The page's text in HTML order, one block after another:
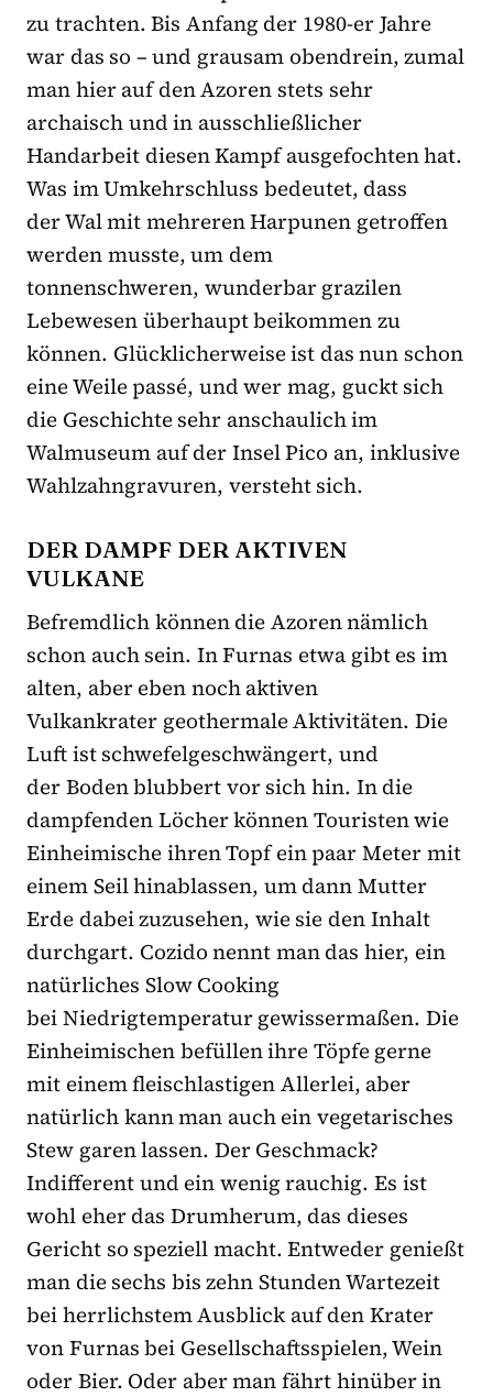
zu trachten. Bis Anfang der 1980-er Jahre
war das so – und grausam obendrein, zumal
man hier auf den Azoren stets sehr
archaisch und in ausschließlicher
Handarbeit diesen Kampf ausgefochten hat.
Was im Umkehrschluss bedeutet, dass
der Wal mit mehreren Harpunen getroffen
werden musste, um dem
tonnenschweren, wunderbar grazilen
Lebewesen überhaupt beikommen zu
können. Glücklicherweise ist das nun schon
eine Weile passé, und wer mag, guckt sich
die Geschichte sehr anschaulich im
Walmuseum auf der Insel Pico an, inklusive
Wahlzahngravuren, versteht sich.
DER DAMPF DER AKTIVEN
VULKANE
Befremdlich können die Azoren nämlich
schon auch sein. In Furnas etwa gibt es im
alten, aber eben noch aktiven
Vulkankrater geothermale Aktivitäten. Die
Luft ist schwefelgeschwängert, und
der Boden blubbert vor sich hin. In die
dampfenden Löcher können Touristen wie
Einheimische ihren Topf ein paar Meter mit
einem Seil hinablassen, um dann Mutter
Erde dabei zuzusehen, wie sie den Inhalt
durchgart. Cozido nennt man das hier, ein
natürliches Slow Cooking
bei Niedrigtemperatur gewissermaßen. Die
Einheimischen befüllen ihre Töpfe gerne
mit einem fleischlastigen Allerlei, aber
natürlich kann man auch ein vegetarisches
Stew garen lassen. Der Geschmack?
Indifferent und ein wenig rauchig. Es ist
wohl eher das Drumherum, das dieses
Gericht so speziell macht. Entweder genießt
man die sechs bis zehn Stunden Wartezeit
bei herrlichstem Ausblick auf den Krater
von Furnas bei Gesellschaftsspielen, Wein
oder Bier. Oder aber man fährt hinüber in